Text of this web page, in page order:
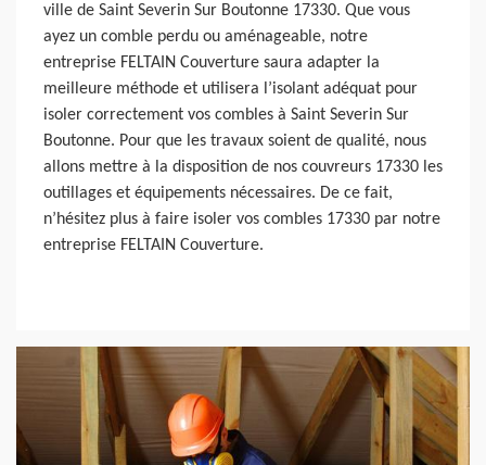
ville de Saint Severin Sur Boutonne 17330. Que vous
ayez un comble perdu ou aménageable, notre
entreprise FELTAIN Couverture saura adapter la
meilleure méthode et utilisera l’isolant adéquat pour
isoler correctement vos combles à Saint Severin Sur
Boutonne. Pour que les travaux soient de qualité, nous
allons mettre à la disposition de nos couvreurs 17330 les
outillages et équipements nécessaires. De ce fait,
n’hésitez plus à faire isoler vos combles 17330 par notre
entreprise FELTAIN Couverture.